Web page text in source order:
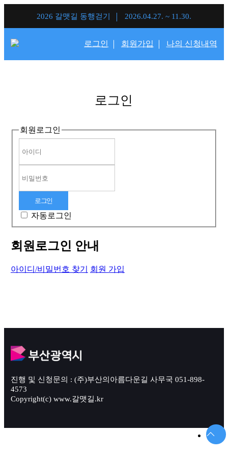
2026 갈맷길 동행걷기 2026.04.27. ~ 11.30.
로그인 회원가입 나의 신청내역
로그인
회원로그인
자동로그인
회원로그인 안내
아이디/비밀번호 찾기 회원 가입
진행 및 신청문의 : (주)부산의아름다운길 사무국 051-898-
4573
Copyright(c) www.갈맷길.kr